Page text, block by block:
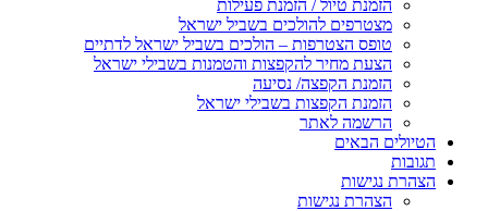
הזמנת טיול / הזמנת פעילות
מצטרפים להולכים בשביל ישראל
טופס הצטרפות – הולכים בשביל ישראל לדתיים
הצעת מחיר להקפצות והטמנות בשבילי ישראל
הזמנת הקפצה/ נסיעה
הזמנת הקפצות בשבילי ישראל
הרשמה לאתר
הטיולים הבאים
תגובות
הצהרת נגישות
הצהרת נגישות